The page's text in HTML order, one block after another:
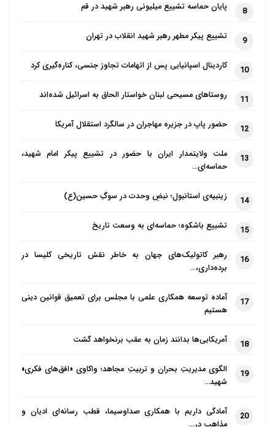
8 پایان حماسه تشییع میلیونی رهبر شهید در قم
9 تشییع پیکر مطهر رهبر شهید انقلاب در تهران
10 کاردینال اسپانیایی پس از اتهامات تجاوز جنسی، کناره‌گیری کرد
11 روستاهای مسیحی لبنان خواستار الحاق به اسرائیل شده‌اند
12 حضور پاپ در جزیره مهاجران در سالگرد استقلال آمریکا
13
ملت ولایتمدار ایران با حضور در تشییع پیکر امام شهید،
حماسه‌ای…
14 زینبیه‌ی استانبول؛ نبضِ وحدت در سوگِ حسین(ع)
15 تشییع باشکوه؛ حماسه‌ای به وسعت تاریخ
16
رهبر کاتولیک‌های جهان به خاطر نقش تاریخی کلیسا در
برده‌داری،…
17
آماده توسعه همکاری علمی با مجلس برای تعمیق قوانین دینی
هستیم
18 آمریکایی‌ها بدانند زمان به عقب برنخواهد گشت
19
الگوی مدیریتِ بحران و تربیتِ مجاهد؛ واکاوی «افق‌های فکری»
شهید…
20
آمادگی داریم با همکاری صداوسیما، قطب رسانه‌ای ادیان و